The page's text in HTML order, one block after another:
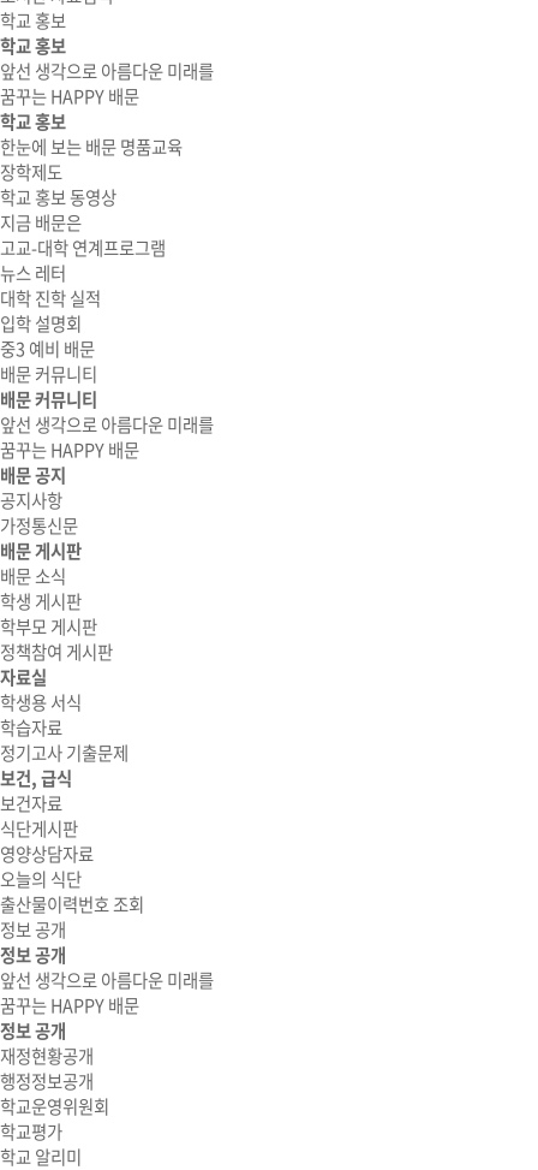
학교 홍보
학교 홍보
앞선 생각으로 아름다운 미래를
꿈꾸는 HAPPY 배문
학교 홍보
한눈에 보는 배문 명품교육
장학제도
학교 홍보 동영상
지금 배문은
고교-대학 연계프로그램
뉴스 레터
대학 진학 실적
입학 설명회
중3 예비 배문
배문 커뮤니티
배문 커뮤니티
앞선 생각으로 아름다운 미래를
꿈꾸는 HAPPY 배문
배문 공지
공지사항
가정통신문
배문 게시판
배문 소식
학생 게시판
학부모 게시판
정책참여 게시판
자료실
학생용 서식
학습자료
정기고사 기출문제
보건, 급식
보건자료
식단게시판
영양상담자료
오늘의 식단
출산물이력번호 조회
정보 공개
정보 공개
앞선 생각으로 아름다운 미래를
꿈꾸는 HAPPY 배문
정보 공개
재정현황공개
행정정보공개
학교운영위원회
학교평가
학교 알리미